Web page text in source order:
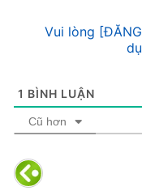
Vui lòng
1 BÌNH LUẬN
Cũ hơn